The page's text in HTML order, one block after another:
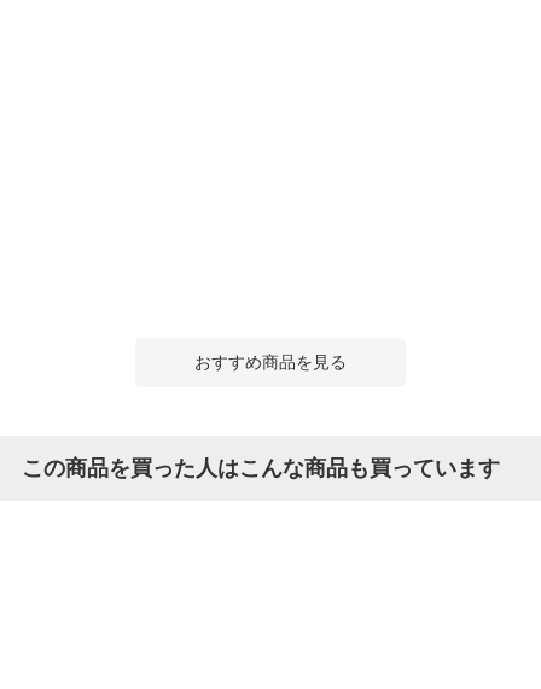
おすすめ商品を見る
この商品を買った人はこんな商品も買っています